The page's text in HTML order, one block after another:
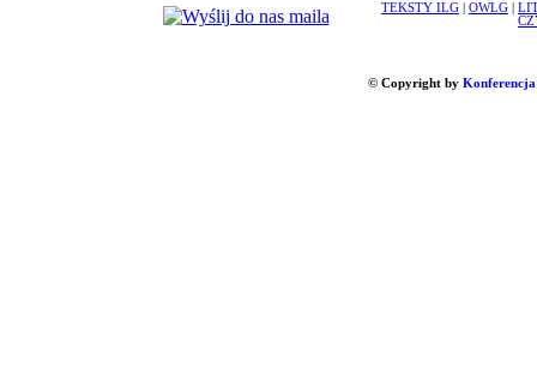
TEKSTY ILG OWLG
© Copyright by Konferencja